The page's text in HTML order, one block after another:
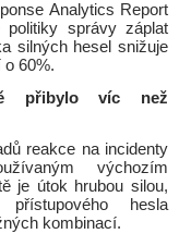
Analytics Report
politiky správy záplat
silných hesel snižuje
o 60%.
přibylo víc než
reakce na incidenty
výchozím
je útok hrubou silou,
hesla
kombinací.